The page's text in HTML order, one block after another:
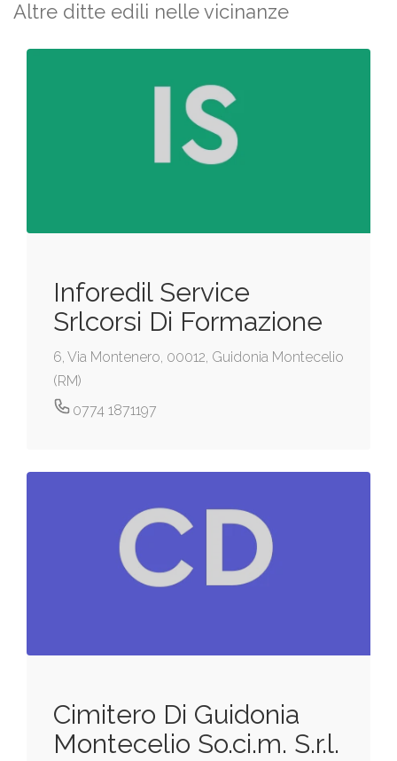
Altre ditte edili nelle vicinanze
Inforedil Service
Srlcorsi Di Formazione
6, Via Montenero, 00012, Guidonia Montecelio
(RM)
0774 1871197
Cimitero Di Guidonia
Montecelio So.ci.m. S.r.l.